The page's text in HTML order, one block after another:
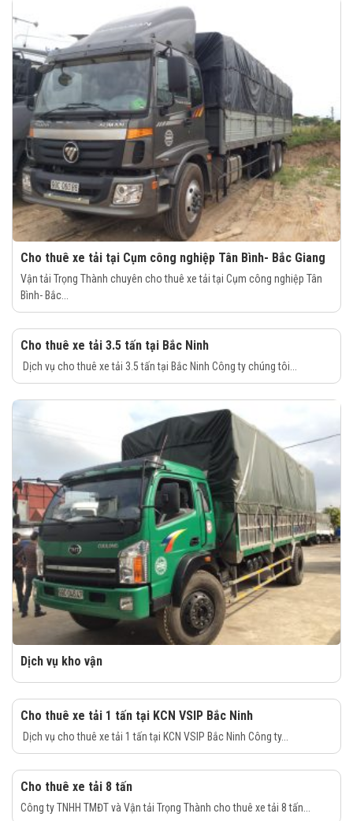
Cho thuê xe tải tại Cụm công nghiệp Tân Bình- Bắc Giang
Vận tải Trọng Thành chuyên cho thuê xe tải tại Cụm công nghiệp Tân
Bình- Bắc...
Cho thuê xe tải 3.5 tấn tại Bắc Ninh
Dịch vụ cho thuê xe tải 3.5 tấn tại Bắc Ninh Công ty chúng tôi...
Dịch vụ kho vận
Cho thuê xe tải 1 tấn tại KCN VSIP Bắc Ninh
Dịch vụ cho thuê xe tải 1 tấn tại KCN VSIP Bắc Ninh Công ty...
Cho thuê xe tải 8 tấn
Công ty TNHH TMĐT và Vận tải Trọng Thành cho thuê xe tải 8 tấn...